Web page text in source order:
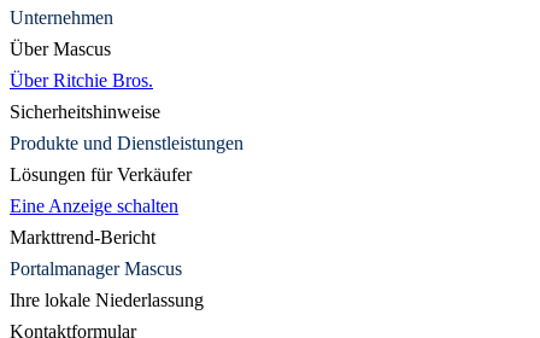
Unternehmen
Über Mascus
Über Ritchie Bros.
Sicherheitshinweise
Produkte und Dienstleistungen
Lösungen für Verkäufer
Eine Anzeige schalten
Markttrend-Bericht
Portalmanager Mascus
Ihre lokale Niederlassung
Kontaktformular